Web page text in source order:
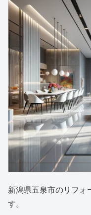
新潟県五泉市のリフォ
す。